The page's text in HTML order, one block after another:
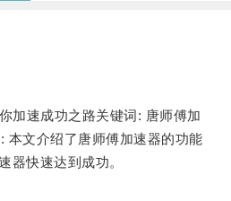
速成功之路关键词: 唐师傅加
本文介绍了唐师傅加速器的功能
器快速达到成功。